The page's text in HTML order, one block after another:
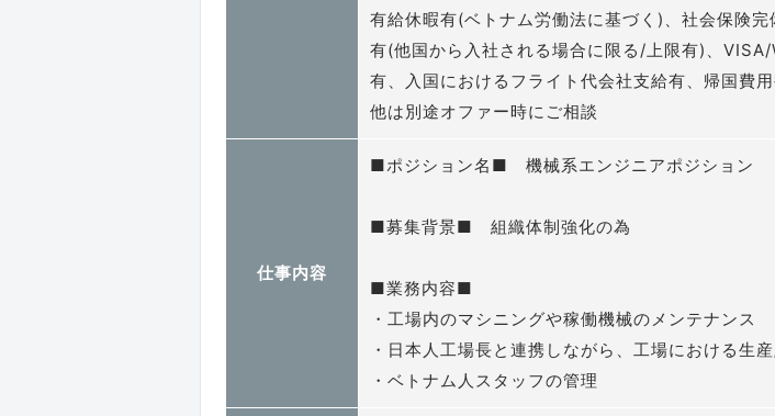
有給休暇有(ベトナム労働法に基づく)、社会保険完
有(他国から入社される場合に限る/上限有)、VISA/
有、入国におけるフライト代会社支給有、帰国費
他は別途オファー時にご相談
仕事内容
■ポジション名■ 機械系エンジニアポジション
■募集背景■ 組織体制強化の為
■業務内容■
・工場内のマシニングや稼働機械のメンテナンス
・日本人工場長と連携しながら、工場における生
・ベトナム人スタッフの管理